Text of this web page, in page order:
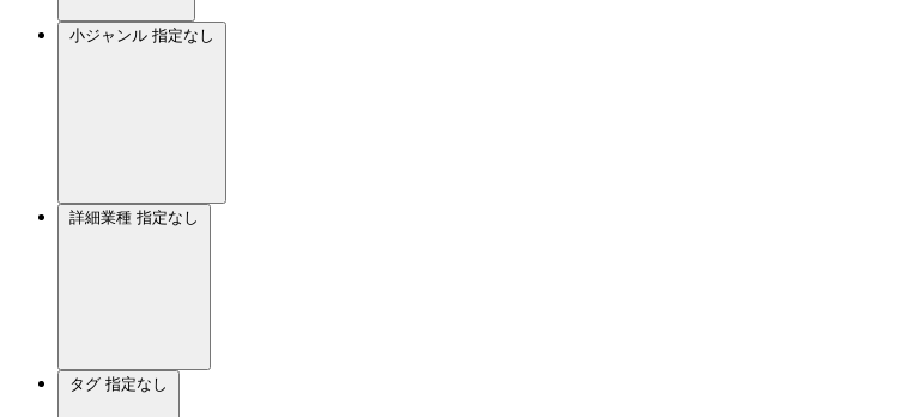
小ジャンル 指定なし
詳細業種 指定なし
タグ 指定なし